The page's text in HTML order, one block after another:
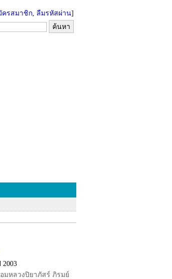
ครสมาชิก, ลืมรหัสผ่าน]
2003
มหลวงปิยาภัสร์ ภิรมย์